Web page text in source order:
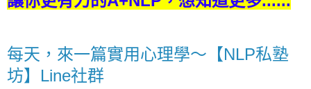
每天，來一篇實用心理學～【NLP私塾
坊】Line社群